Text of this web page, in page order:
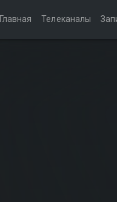
Главная Телеканалы